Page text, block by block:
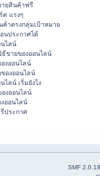
ายสินค้าฟรี
ด แรงๆ
ค้าตรงกลุ่มเป้าหมาย
นประกาศได้
ไลน์
ธีขายของออนไลน์
งออนไลน์
องออนไลน์
ไลน์ เริ่มยังไง
งออนไลน์
ออนไลน์
ประกาศ
SMF 2.0.18